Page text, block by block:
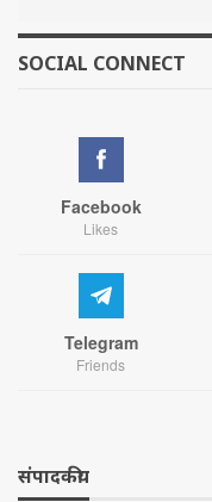
SOCIAL CONNECT
Facebook
Likes
Telegram
Friends
संपादकीय